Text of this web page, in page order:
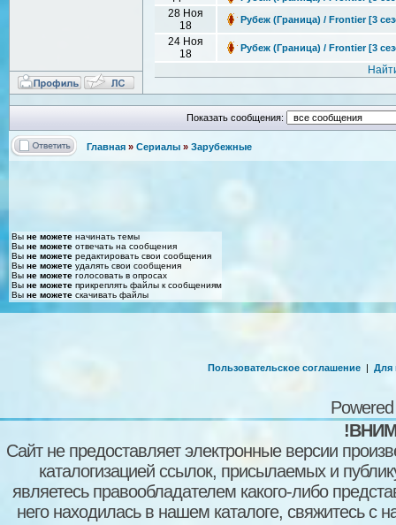
28 Ноя
18
Рубеж (Граница) / Frontier [3
24 Ноя
18
Рубеж (Граница) / Frontier [3
Показать сообщения:
Главная » Сериалы » Зарубежные
Вы не можете начинать темы
Вы не можете отвечать на сообщения
Вы не можете редактировать свои сообщения
Вы не можете удалять свои сообщения
Вы не можете голосовать в опросах
Вы не можете прикреплять файлы к сообщениям
Вы не можете скачивать файлы
Пользовательское соглашение | Для
Сайт не предоставляет электронные версии
каталогизацией ссылок, присылаемых и
являетесь правообладателем какого-либо
него находилась в нашем каталоге, свяжитесь